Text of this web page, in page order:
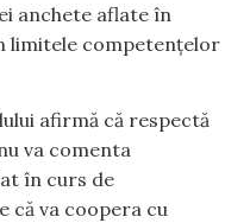
anchete aflate în
limitele competențelor
afirmă că respectă
va comenta
în curs de
că va coopera cu